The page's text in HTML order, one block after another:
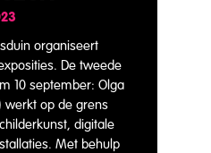
organiseert
De tweede
10 september: Olga
werkt op de grens
digitale
Met behulp